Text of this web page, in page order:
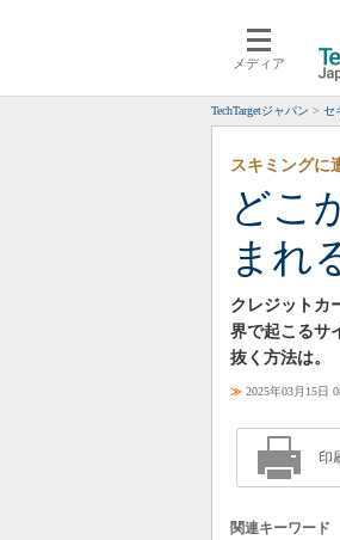
メディア
クラウド
スマートモバイル
ネットワーク
システム運用管理
TechTargetジャパン セ
どこ
まれ
スキミングに
クレジットカ
界で起こるサ
抜く方法は。
≫ 2025年03月15日
印
関連キーワード